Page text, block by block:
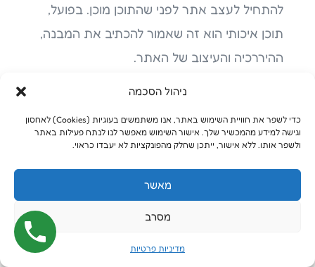
ניהול הסכמה
כדי לשפר את חוויית השימוש באתר, אנו משתמשים בעוגיות (Cookies) לאחסון
וגישה למידע מהמכשיר שלך. אישור השימוש מאפשר לנו לנתח פעילות באתר
ולשפר אותו. ללא אישור, ייתכן שחלק מהפונקציות לא יעבדו כראוי.
מאשר
מסרב
מדיניות פרטיות
להתחיל לעצב אתר לפני שהתוכן מוכן. בפועל,
תוכן איכותי הוא זה שאמור להכתיב את המבנה,
ההיררכיה והעיצוב של האתר.
כאשר מתחילים מעיצוב בלבד, בדרך כלל מגיעים
לשלב שבו מבינים שאין מספיק תוכן, שהכותרות
לא מתאימות, שהעמודים לא בנויים נכון או
שהמסרים השיווקיים חלשים. בשלב הזה כבר
צריך לעשות שינויים יקרים ומעייפים.
במקום זה, מומלץ להתחיל עם אסטרטגיית תוכן
ברורה ומפת אתר מסודרת.